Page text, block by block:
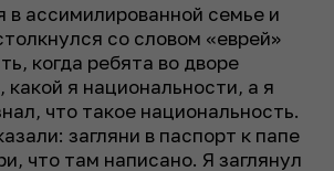
в ассимилированной семье и
со словом «еврей»
когда ребята во дворе
какой я национальности, а я
что такое национальность.
загляни в паспорт к папе
что там написано. Я заглянул